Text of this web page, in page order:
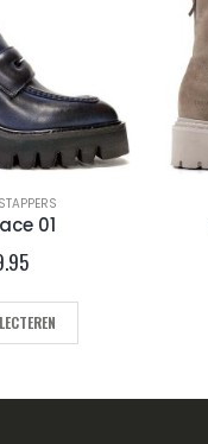
01